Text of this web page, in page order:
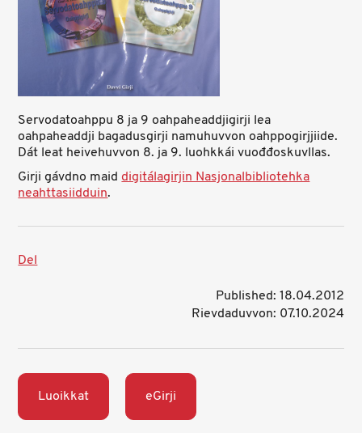
Servodatoahppu 8 ja 9 oahpaheaddjigirji lea
oahpaheaddji bagadusgirji namuhuvvon oahppogirjjiide.
Dát leat heivehuvvon 8. ja 9. luohkkái vuođđoskuvllas.
Girji gávdno maiddigitálagirjin Nasjonalbibliotehka
neahttasiidduin.
Del
Published: 18.04.2012
Rievdaduvvon: 07.10.2024
Luoikkat eGirji